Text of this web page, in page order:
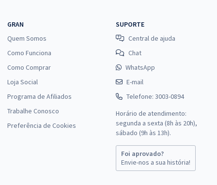
GRAN
Quem Somos
Como Funciona
Como Comprar
Loja Social
Programa de Afiliados
Trabalhe Conosco
Preferência de Cookies
SUPORTE
Central de ajuda
Chat
WhatsApp
E-mail
Telefone: 3003-0894
Horário de atendimento:
segunda a sexta (8h às 20h),
sábado (9h às 13h).
Foi aprovado?
Envie-nos a sua história!